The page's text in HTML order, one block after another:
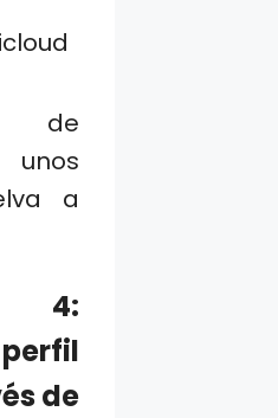
de
a
4:
de